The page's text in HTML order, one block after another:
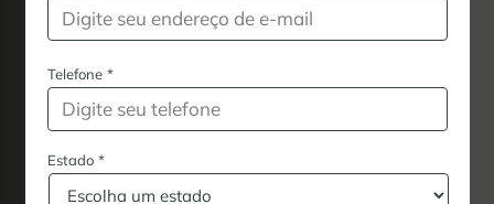
Telefone *
Estado *